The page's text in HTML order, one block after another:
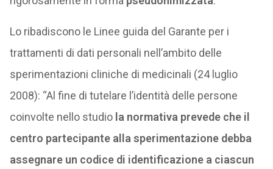
Lo ribadiscono le Linee guida del Garante per i
trattamenti di dati personali nell’ambito delle
sperimentazioni cliniche di medicinali (24 luglio
2008): “Al fine di tutelare l’identità delle persone
coinvolte nello studio la normativa prevede che il
centro partecipante alla sperimentazione debba
assegnare un codice di identificazione a ciascun